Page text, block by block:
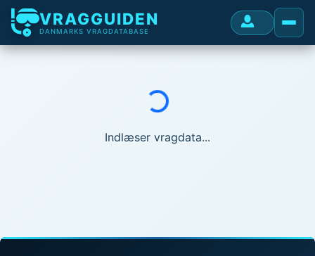
VRAGGUIDEN
DANMARKS VRAGDATABASE
Indlæser...
Indlæser vragdata...